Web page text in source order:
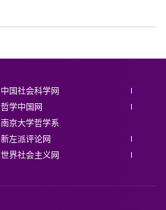
中国社会科学网
哲学中国网
南京大学哲学系
新左派评论网
世界社会主义网